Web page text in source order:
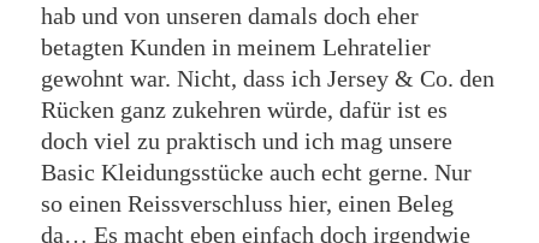
hab und von unseren damals doch eher
betagten Kunden in meinem Lehratelier
gewohnt war. Nicht, dass ich Jersey & Co. den
Rücken ganz zukehren würde, dafür ist es
doch viel zu praktisch und ich mag unsere
Basic Kleidungsstücke auch echt gerne. Nur
so einen Reissverschluss hier, einen Beleg
da… Es macht eben einfach doch irgendwie